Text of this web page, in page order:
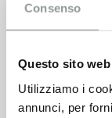
Consenso
Questo sito
Utilizziamo i
annunci, per